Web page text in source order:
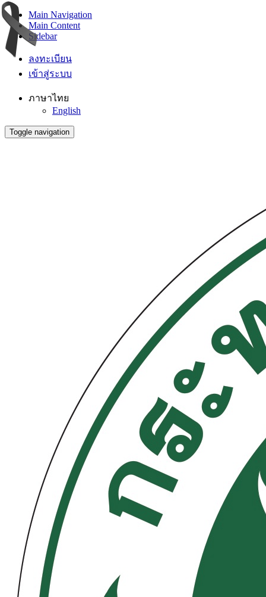
Main Navigation
Main Content
Sidebar
ลงทะเบียน
เข้าสู่ระบบ
ภาษาไทย
English
Toggle navigation